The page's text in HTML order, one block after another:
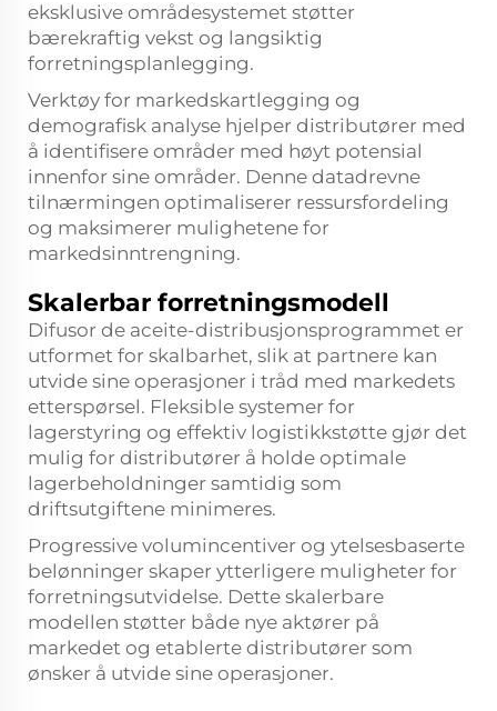
eksklusive områdesystemet støtter
bærekraftig vekst og langsiktig
forretningsplanlegging.
Verktøy for markedskartlegging og
demografisk analyse hjelper distributører med
å identifisere områder med høyt potensial
innenfor sine områder. Denne datadrevne
tilnærmingen optimaliserer ressursfordeling
og maksimerer mulighetene for
markedsinntrengning.
Skalerbar forretningsmodell
Difusor de aceite-distribusjonsprogrammet er
utformet for skalbarhet, slik at partnere kan
utvide sine operasjoner i tråd med markedets
etterspørsel. Fleksible systemer for
lagerstyring og effektiv logistikkstøtte gjør det
mulig for distributører å holde optimale
lagerbeholdninger samtidig som
driftsutgiftene minimeres.
Progressive volumincentiver og ytelsesbaserte
belønninger skaper ytterligere muligheter for
forretningsutvidelse. Dette skalerbare
modellen støtter både nye aktører på
markedet og etablerte distributører som
ønsker å utvide sine operasjoner.